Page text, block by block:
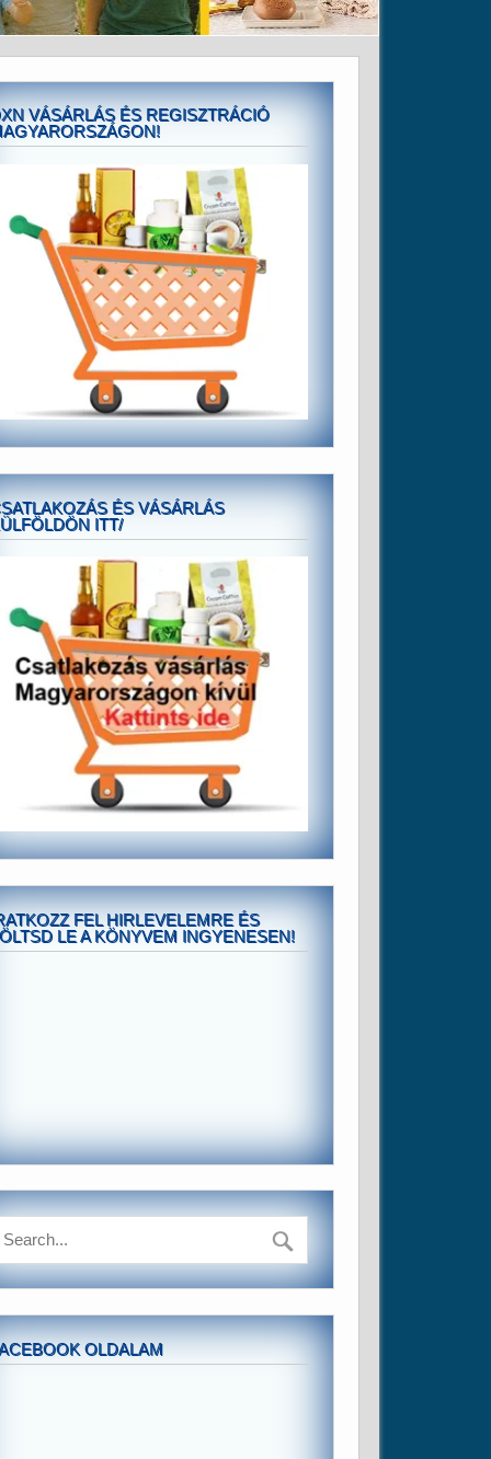
VÁSÁRLÁS ÉS REGISZTRÁCIÓ
ÉS VÁSÁRLÁS
ITT/
FEL HIRLEVELEMRE ÉS
LE A KÖNYVEM INGYENESEN!
OLDALAM